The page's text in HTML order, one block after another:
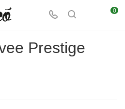
0
Prestige